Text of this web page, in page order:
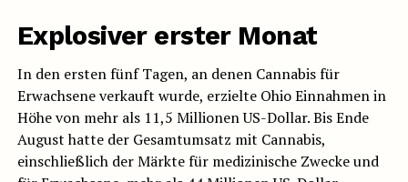
Explosiver erster Monat
In den ersten fünf Tagen, an denen Cannabis für
Erwachsene verkauft wurde, erzielte Ohio Einnahmen in
Höhe von mehr als 11,5 Millionen US-Dollar. Bis Ende
August hatte der Gesamtumsatz mit Cannabis,
einschließlich der Märkte für medizinische Zwecke und